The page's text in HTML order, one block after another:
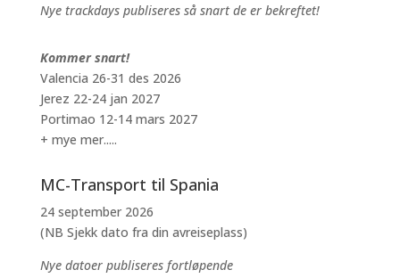
Nye trackdays publiseres så snart de er bekreftet!
Kommer snart!
Valencia 26-31 des 2026
Jerez 22-24 jan 2027
Portimao 12-14 mars 2027
+ mye mer.....
MC-Transport til Spania
24 september 2026
(NB Sjekk dato fra din avreiseplass)
Nye datoer publiseres fortløpende